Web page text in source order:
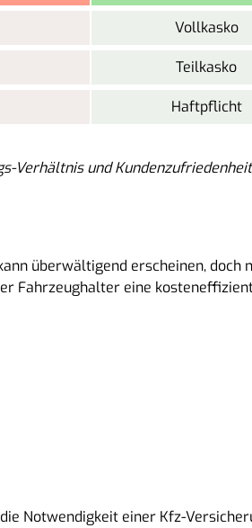
Vollkasko
Teilkasko
Haftpflicht
Verhältnis und
überwältigend erscheinen,
Fahrzeughalter eine
Notwendigkeit einer Kfz-